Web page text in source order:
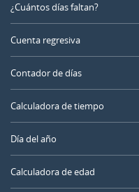
¿Cuántos días faltan?
Cuenta regresiva
Contador de días
Calculadora de tiempo
Día del año
Calculadora de edad